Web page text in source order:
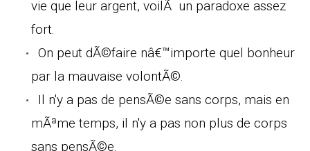
vie que leur argent, voilÃ un paradoxe assez
fort.
On peut dÃ©faire nâ€™importe quel bonheur
par la mauvaise volontÃ©.
Il n'y a pas de pensÃ©e sans corps, mais en
mÃªme temps, il n'y a pas non plus de corps
sans pensÃ©e.